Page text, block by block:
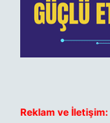
Reklam ve İletişim: